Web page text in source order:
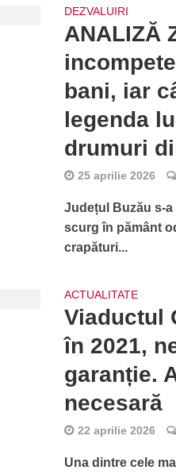
DEZVALUIRI
ANALIZĂ
bani, iar
legenda
drumuri
25 aprilie 2026
Județul Buzău s-
scurg în pământ
crapături...
ACTUALITATE
Viaductul
în 2021,
garanție.
necesară
22 aprilie 2026
Una dintre cele